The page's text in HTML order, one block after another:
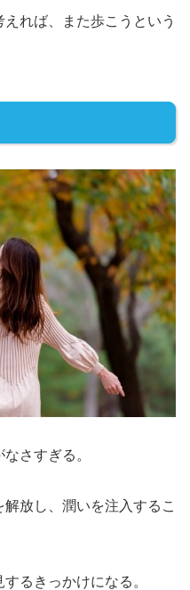
れば、また歩こうという
さすぎる。
放し、潤いを注入するこ
るきっかけになる。